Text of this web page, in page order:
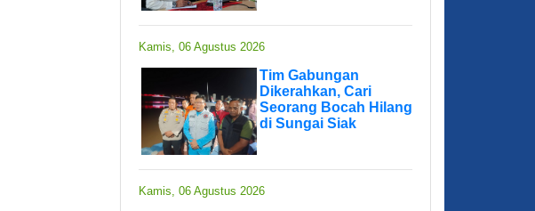
Kamis, 06 Agustus 2026
Tim Gabungan
Dikerahkan, Cari
Seorang Bocah Hilang
di Sungai Siak
Kamis, 06 Agustus 2026